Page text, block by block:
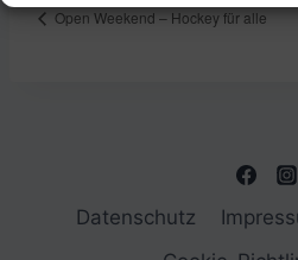
Open Weekend – Hockey für alle
Datenschutz